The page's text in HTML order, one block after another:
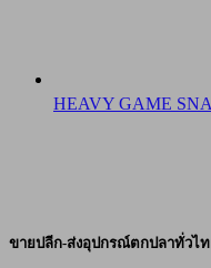
HEAVY GAME
ขายปลีก-ส่งอุปกรณ์ตกปลาทั่วไ